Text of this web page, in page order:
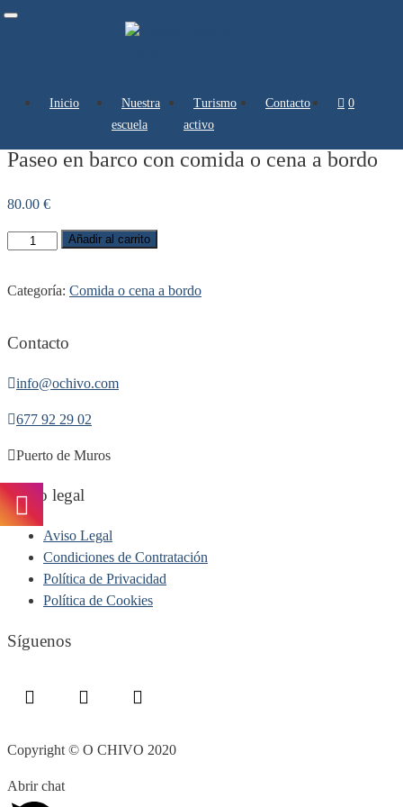
Toggle
Inicio
Nuestra
escuela
Turismo
activo
Contacto 0 artículos
Paseo en barco con comida o cena a bordo
80.00 €
Añadir al carrito
Categoría: Comida o cena a bordo
Contacto
info@ochivo.com
677 92 29 02
Puerto de Muros
Aviso legal
Aviso Legal
Condiciones de Contratación
Política de Privacidad
Política de Cookies
Síguenos
Copyright © O CHIVO 2020
Abrir chat